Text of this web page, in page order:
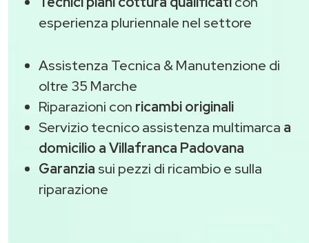
esperienza pluriennale nel settore
Assistenza Tecnica & Manutenzione di
oltre 35 Marche
Riparazioni con ricambi originali
Servizio tecnico assistenza multimarca a
domicilio a Villafranca Padovana
Garanzia sui pezzi di ricambio e sulla
riparazione